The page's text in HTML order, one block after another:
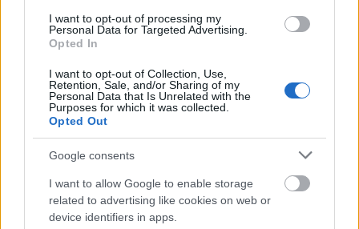
I want to opt-out of processing my
Personal Data for Targeted Advertising.
Opted In
I want to opt-out of Collection, Use,
Retention, Sale, and/or Sharing of my
Personal Data that Is Unrelated with the
Purposes for which it was collected.
Opted Out
Google consents
I want to allow Google to enable storage
related to advertising like cookies on web or
device identifiers in apps.
Ajánlott bejegyzések:
Borok a Mátrából